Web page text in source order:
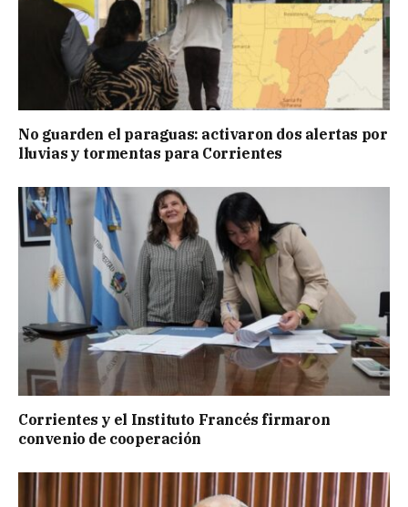
No guarden el paraguas: activaron dos alertas por
lluvias y tormentas para Corrientes
Corrientes y el Instituto Francés firmaron
convenio de cooperación